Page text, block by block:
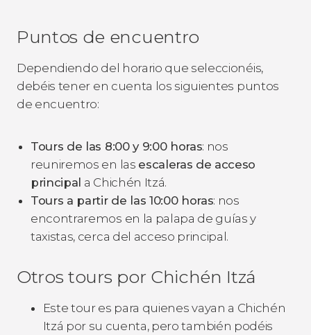
Puntos de encuentro
Dependiendo del horario que seleccionéis,
debéis tener en cuenta los siguientes puntos
de encuentro:
Tours de las 8:00 y 9:00 horas: nos
reuniremos en las escaleras de acceso
principal a Chichén Itzá.
Tours a partir de las 10:00 horas: nos
encontraremos en la palapa de guías y
taxistas, cerca del acceso principal.
Otros tours por Chichén Itzá
Este tour es para quienes vayan a Chichén
Itzá por su cuenta, pero también podéis